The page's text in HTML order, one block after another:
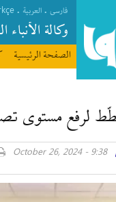
فارسی . العربیة .
وکالة الأنباء
الصفحة الرئیسیة
لرفع مستوى
9:38 - October 26, 2024